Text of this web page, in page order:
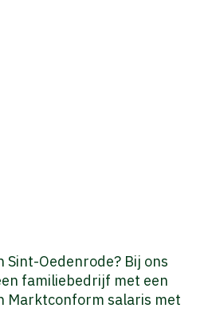
Oedenrode? Bij ons
familiebedrijf met een
Marktconform salaris met